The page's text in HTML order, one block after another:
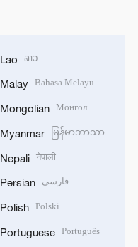
Lao ລາວ
Malay Bahasa Melayu
Mongolian Монгол
Myanmar မြန်မာဘာသာ
Nepali नेपाली
Persian فارسی
Polish Polski
Portuguese Português